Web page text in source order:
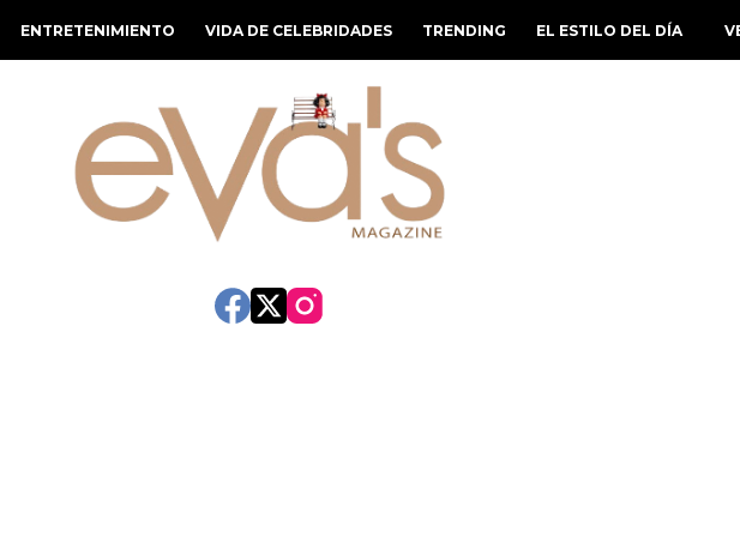
ENTRETENIMIENTO VIDA DE CELEBRIDADES TRENDING EL ESTILO DEL DÍA